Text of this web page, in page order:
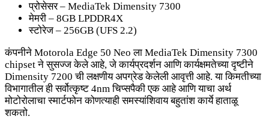
प्रोसेसर – MediaTek Dimensity 7300
मेमरी – 8GB LPDDR4X
स्टोरेज – 256GB (UFS 2.2)
कंपनीने Motorola Edge 50 Neo ला MediaTek Dimensity 7300
chipset ने सुसज्ज केले आहे, जे कार्यप्रदर्शन आणि कार्यक्षमतेच्या दृष्टीने
Dimensity 7200 ची लक्षणीय अपग्रेड केलेली आवृत्ती आहे. या किमतीच्या
विभागातील ही सर्वोत्कृष्ट 4nm चिप्सपैकी एक आहे आणि याचा अर्थ
मोटोरोलाचा स्मार्टफोन कोणत्याही समस्यांशिवाय बहुतांश कार्ये हाताळू
शकतो.